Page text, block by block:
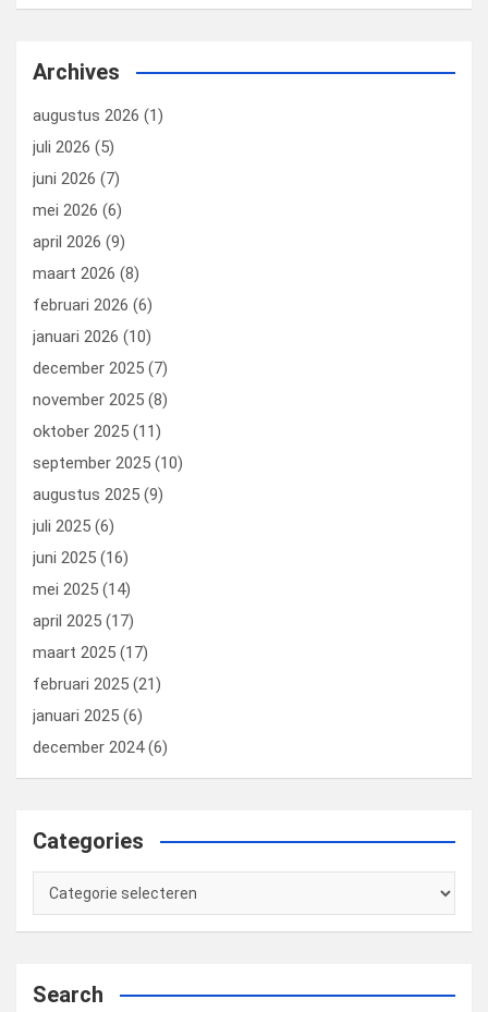
Archives
augustus 2026 (1)
juli 2026 (5)
juni 2026 (7)
mei 2026 (6)
april 2026 (9)
maart 2026 (8)
februari 2026 (6)
januari 2026 (10)
december 2025 (7)
november 2025 (8)
oktober 2025 (11)
september 2025 (10)
augustus 2025 (9)
juli 2025 (6)
juni 2025 (16)
mei 2025 (14)
april 2025 (17)
maart 2025 (17)
februari 2025 (21)
januari 2025 (6)
december 2024(6)
Categories
Categories
Search